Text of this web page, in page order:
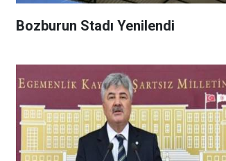
Bozburun Stadı Yenilendi